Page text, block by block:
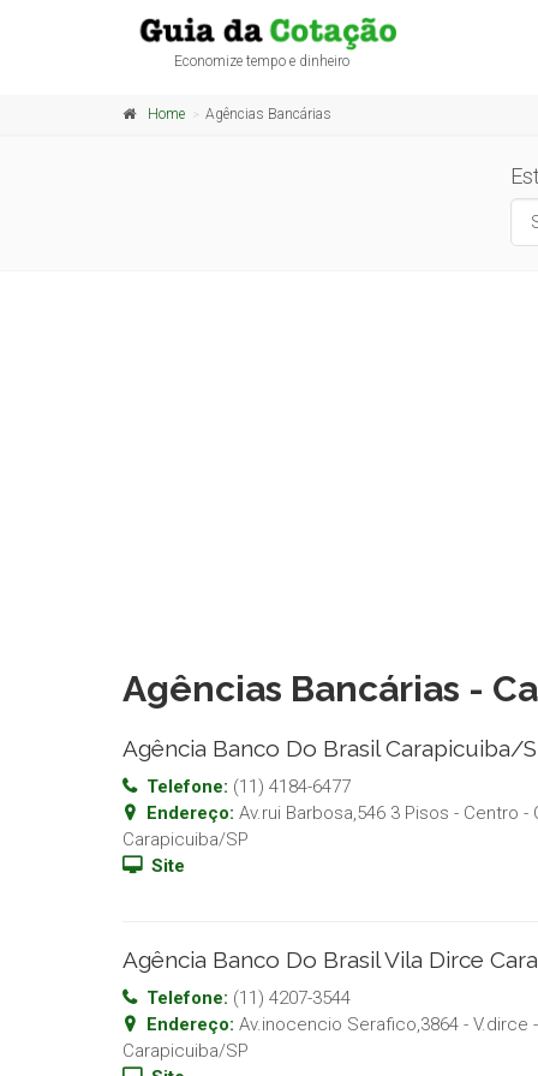
Economize tempo e dinheiro
Home Agências Bancárias
Agências Bancárias -
Agência Banco Do Brasil Carapicuiba/
Telefone: (11) 4184-6477
Endereço: Av.rui Barbosa,546 3 Pisos - Centro -
Carapicuiba/SP
Site
Agência Banco Do Brasil Vila Dirce
Telefone: (11) 4207-3544
Endereço: Av.inocencio Serafico,3864 - V.dirce
Carapicuiba/SP